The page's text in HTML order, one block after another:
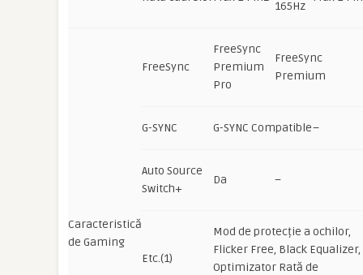
165Hz
Caracteristică
de Gaming
FreeSync
FreeSync
Premium
Pro
FreeSync
Premium
G-SYNC G-SYNC Compatible–
Auto Source
Switch+
Da –
Etc.(1)
Mod de protecție a ochilor,
Flicker Free, Black Equalizer,
Optimizator Rată de